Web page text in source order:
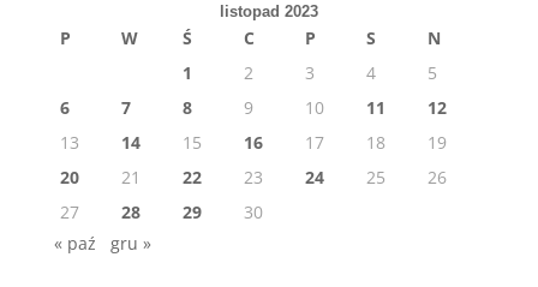
listopad 2023
P W Ś C P S
N
1
2 3 4
5
6
7 8 9 10 11
12
13
14 15 16 17 18
19
20
21 22 23 24 25
26
27
28 29
30
« paź
gru »